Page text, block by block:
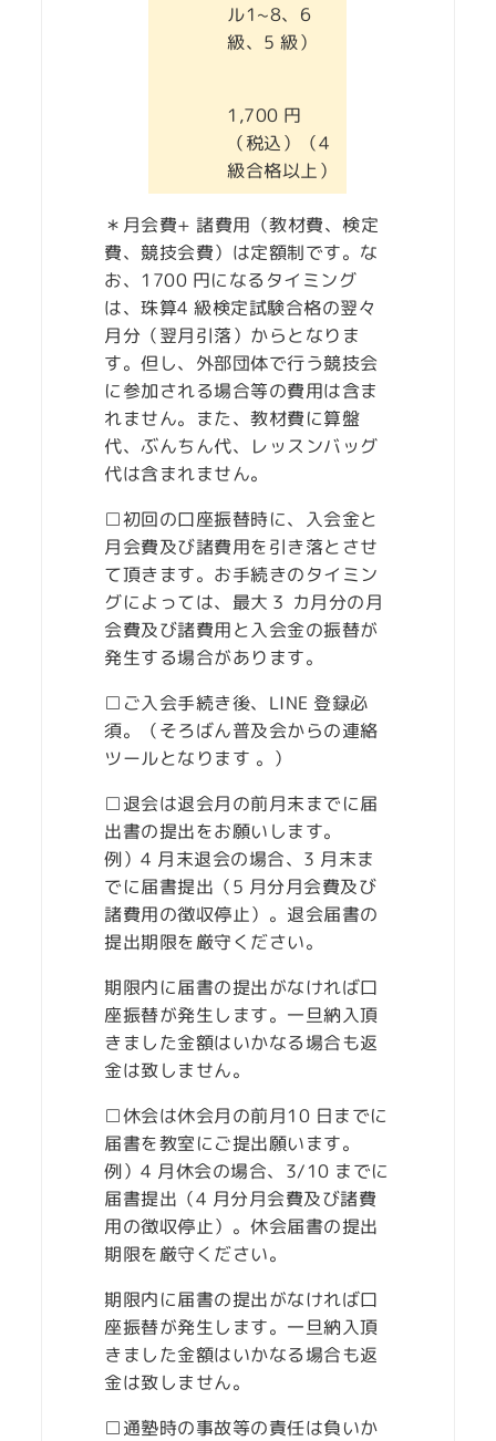
ル1~8、6
級、5 級）
1,700 円
（税込）（4
級合格以上）
＊月会費+ 諸費用（教材費、検定
費、競技会費）は定額制です。な
お、1700 円になるタイミング
は、珠算4 級検定試験合格の翌々
月分（翌月引落）からとなりま
す。但し、外部団体で行う競技会
に参加される場合等の費用は含ま
れません。また、教材費に算盤
代、ぶんちん代、レッスンバッグ
代は含まれません。
□初回の口座振替時に、入会金と
月会費及び諸費用を引き落とさせ
て頂きます。お手続きのタイミン
グによっては、最大３ カ月分の月
会費及び諸費用と入会金の振替が
発生する場合があります。
□ご入会手続き後、LINE 登録必
須。（そろばん普及会からの連絡
ツールとなります 。）
□退会は退会月の前月末までに届
出書の提出をお願いします。
例）4 月末退会の場合、3 月末ま
でに届書提出（5 月分月会費及び
諸費用の徴収停止）。退会届書の
提出期限を厳守ください。
期限内に届書の提出がなければ口
座振替が発生します。一旦納入頂
きました金額はいかなる場合も返
金は致しません。
□休会は休会月の前月10 日までに
届書を教室にご提出願います。
例）4 月休会の場合、3/10 までに
届書提出（4 月分月会費及び諸費
用の徴収停止）。休会届書の提出
期限を厳守ください。
期限内に届書の提出がなければ口
座振替が発生します。一旦納入頂
きました金額はいかなる場合も返
金は致しません。
□通塾時の事故等の責任は負いか